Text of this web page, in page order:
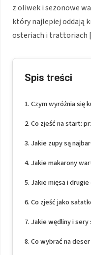
z oliwek i sezonowe
który najlepiej oddają
osteriach i trattoriach
Spis treści
Czym wyróżnia się
Co zjeść na start:
Jakie zupy są
Jakie makarony
Jakie mięsa i drugie
Co zjeść jako
Jakie wędliny i
Co wybrać na